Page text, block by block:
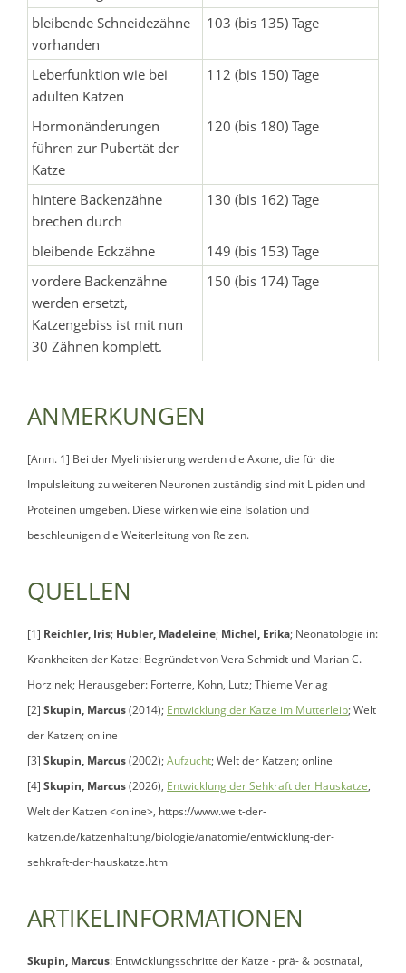
bleibende Schneidezähne
vorhanden
103 (bis 135) Tage
Leberfunktion wie bei
adulten Katzen
112 (bis 150) Tage
Hormonänderungen
führen zur Pubertät der
Katze
120 (bis 180) Tage
hintere Backenzähne
brechen durch
130 (bis 162) Tage
bleibende Eckzähne
149 (bis 153) Tage
vordere Backenzähne
werden ersetzt,
Katzengebiss ist mit nun
30 Zähnen komplett.
150 (bis 174) Tage
ANMERKUNGEN
[Anm. 1] Bei der Myelinisierung werden die Axone, die für die
Impulsleitung zu weiteren Neuronen zuständig sind mit Lipiden und
Proteinen umgeben. Diese wirken wie eine Isolation und
beschleunigen die Weiterleitung von Reizen.
QUELLEN
[1] Reichler, Iris; Hubler, Madeleine; Michel, Erika; Neonatologie in:
Krankheiten der Katze: Begründet von Vera Schmidt und Marian C.
Horzinek; Herausgeber: Forterre, Kohn, Lutz; Thieme Verlag
[2] Skupin, Marcus(2014); Entwicklung der Katze im Mutterleib; Welt
der Katzen; online
[3] Skupin, Marcus(2002);Aufzucht; Welt der Katzen; online
[4] Skupin, Marcus(2026), Entwicklung der Sehkraft der Hauskatze,
Welt der Katzen <online>, https://www.welt-der-
katzen.de/katzenhaltung/biologie/anatomie/entwicklung-der-
sehkraft-der-hauskatze.html
ARTIKELINFORMATIONEN
Skupin, Marcus: Entwicklungsschritte der Katze - prä- & postnatal,